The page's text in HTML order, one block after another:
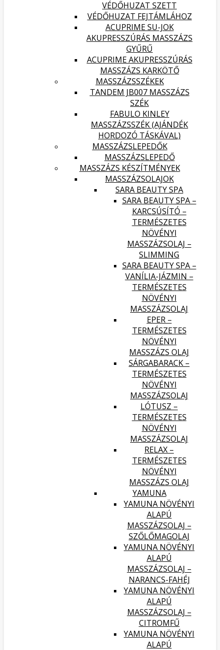
VÉDŐHUZAT SZETT
VÉDŐHUZAT FEJTÁMLÁHOZ
ACUPRIME SU-JOK
AKUPRESSZÚRÁS MASSZÁZS
GYŰRŰ
ACUPRIME AKUPRESSZÚRÁS
MASSZÁZS KARKÖTŐ
MASSZÁZSSZÉKEK
TANDEM JB007 MASSZÁZS
SZÉK
FABULO KINLEY
MASSZÁZSSZÉK (AJÁNDÉK
HORDOZÓ TÁSKÁVAL)
MASSZÁZSLEPEDŐK
MASSZÁZSLEPEDŐ
MASSZÁZS KÉSZÍTMÉNYEK
MASSZÁZSOLAJOK
SARA BEAUTY SPA
SARA BEAUTY SPA –
KARCSÚSÍTÓ –
TERMÉSZETES
NÖVÉNYI
MASSZÁZSOLAJ –
SLIMMING
SARA BEAUTY SPA –
VANÍLIA-JÁZMIN –
TERMÉSZETES
NÖVÉNYI
MASSZÁZSOLAJ
EPER –
TERMÉSZETES
NÖVÉNYI
MASSZÁZS OLAJ
SÁRGABARACK –
TERMÉSZETES
NÖVÉNYI
MASSZÁZSOLAJ
LÓTUSZ –
TERMÉSZETES
NÖVÉNYI
MASSZÁZSOLAJ
RELAX –
TERMÉSZETES
NÖVÉNYI
MASSZÁZS OLAJ
YAMUNA
YAMUNA NÖVÉNYI
ALAPÚ
MASSZÁZSOLAJ –
SZŐLŐMAGOLAJ
YAMUNA NÖVÉNYI
ALAPÚ
MASSZÁZSOLAJ –
NARANCS-FAHÉJ
YAMUNA NÖVÉNYI
ALAPÚ
MASSZÁZSOLAJ –
CITROMFŰ
YAMUNA NÖVÉNYI
ALAPÚ